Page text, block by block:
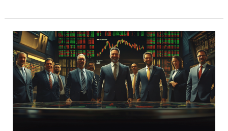
Fonds-
Check
2025:
Unsere
Top-
Favoriten
zum